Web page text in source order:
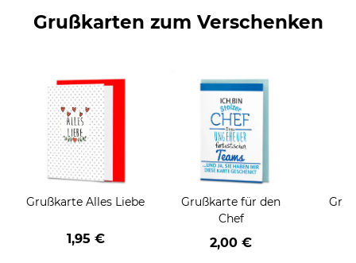
Grußkarten zum Verschenken
Grußkarte Alles Liebe
1,95 €
Grußkarte für den
Chef
2,00 €